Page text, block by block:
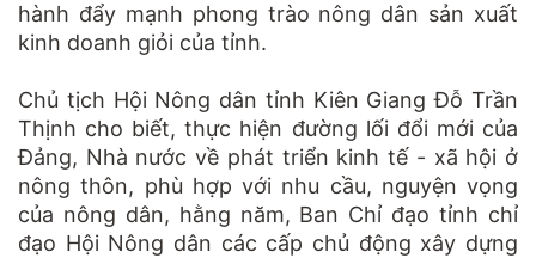
hành đẩy mạnh phong trào nông dân sản xuất
kinh doanh giỏi của tỉnh.
Chủ tịch Hội Nông dân tỉnh Kiên Giang Đỗ Trần
Thịnh cho biết, thực hiện đường lối đổi mới của
Đảng, Nhà nước về phát triển kinh tế - xã hội ở
nông thôn, phù hợp với nhu cầu, nguyện vọng
của nông dân, hằng năm, Ban Chỉ đạo tỉnh chỉ
đạo Hội Nông dân các cấp chủ động xây dựng